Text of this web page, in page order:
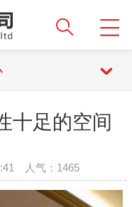
十足的空间
人气：1465